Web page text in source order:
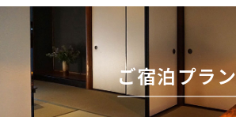
ご宿泊プラン